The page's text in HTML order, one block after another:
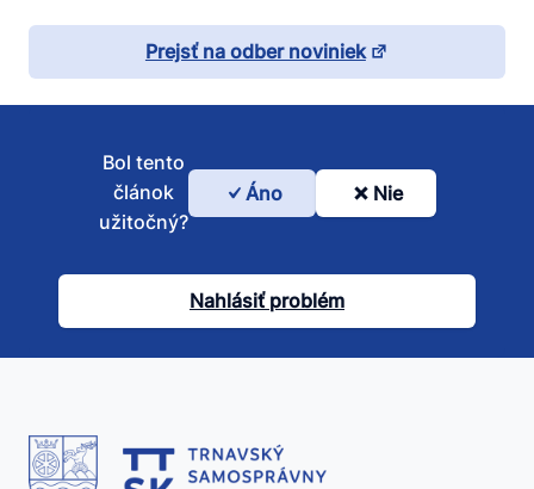
Prejsť na odber noviniek
Bol
článok
užitočný?
Bol tento
článok
užitočný?
Áno Nie
Nahlásiť problém